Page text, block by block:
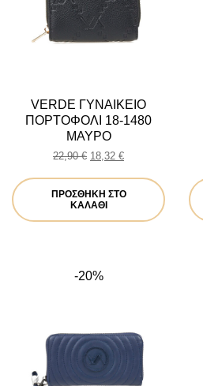
VERDE ΓΥΝΑΙΚΕΙΟ
ΠΟΡΤΟΦΟΛΙ 18-1480
ΜΑΥΡΟ
22,90€ Original
22,90 €.
18,32 €Η
18,32 €.
ΠΡΟΣΘΉΚΗ ΣΤΟ
ΚΑΛΆΘΙ
-20%